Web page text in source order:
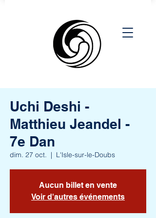
Uchi Deshi -
Matthieu Jeandel -
7e Dan
dim. 27 oct.
  |
L'Isle-sur-le-Doubs
Aucun billet en vente
Voir d'autres événements